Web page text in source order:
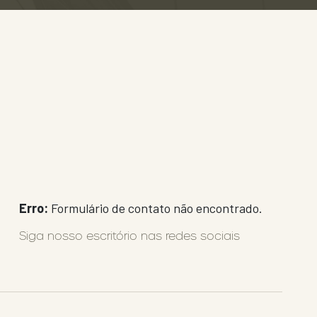
Erro: Formulário de contato não encontrado.
Siga nosso escritório nas redes sociais